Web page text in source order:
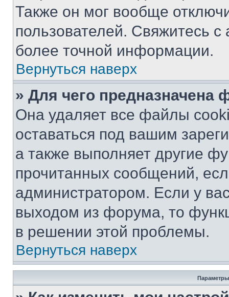
Также он мог вообще
пользователей. Свяжитесь
более точной информации.
Вернуться наверх
» Для чего предназначена
Она удаляет все файлы
оставаться под вашим
а также выполняет другие
прочитанных сообщений,
администратором. Если у
выходом из форума, то
в решении этой проблемы.
Вернуться наверх
Параметры